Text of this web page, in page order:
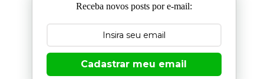
Receba novos posts por e-mail:
Cadastrar meu email